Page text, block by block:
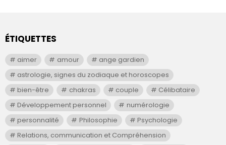
ÉTIQUETTES
aimer amour
ange gardien
astrologie, signes du zodiaque et horoscopes
bien-être
chakras couple
Célibataire
Développement personnel
numérologie
personnalité
Philosophie
Psychologie
Relations, communication et Compréhension